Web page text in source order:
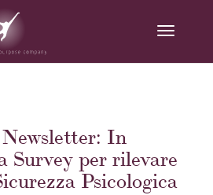
In
Survey per rilevare
Psicologica